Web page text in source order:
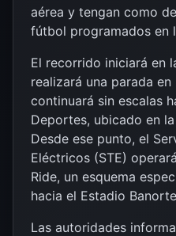
aérea y tengan como
fútbol programados en
El recorrido iniciará en
realizará una parada
continuará sin escalas
Deportes, ubicado en
Desde ese punto, el
Eléctricos (STE)
Ride, un esquema
hacia el Estadio
Las autoridades